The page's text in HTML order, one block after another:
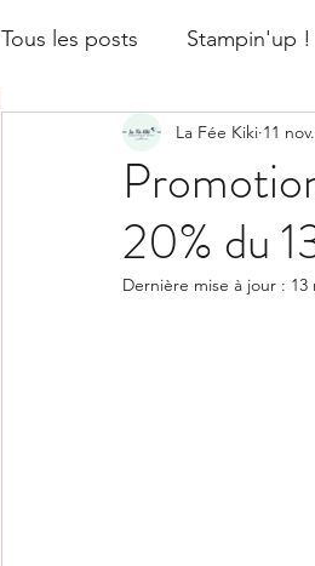
Tous les posts Stampin'up !
catalogue saisonnier
SALE-A-
20% du
La Fée Kiki 11
Dernière mise à jour : 13